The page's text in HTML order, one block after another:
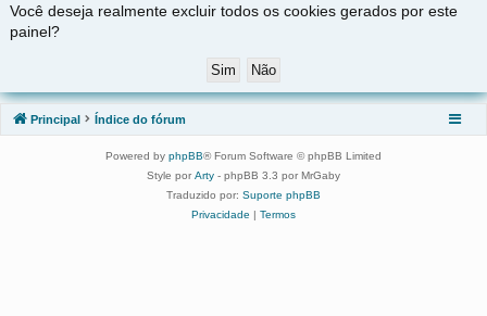
os
r
Você deseja realmente excluir todos os cookies gerados por este
painel?
Principal Índice do fórum
Powered by phpBB® Forum Software © phpBB Limited
Style por Arty - phpBB 3.3 por MrGaby
Traduzido por: Suporte phpBB
Privacidade | Termos